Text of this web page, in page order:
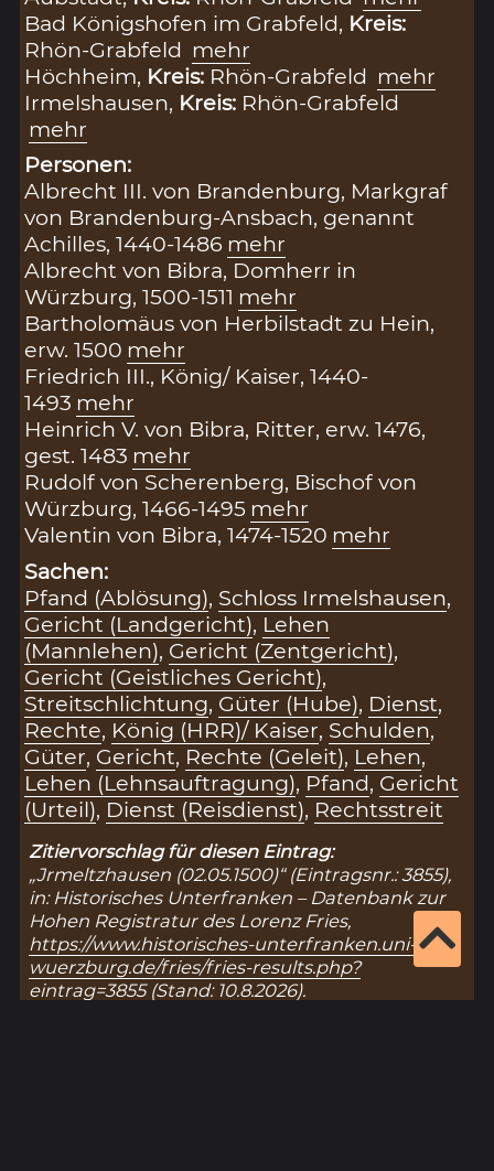
Bad Königshofen im Grabfeld, Kreis:
Rhön-Grabfeld mehr
Höchheim, Kreis: Rhön-Grabfeld mehr
Irmelshausen, Kreis: Rhön-Grabfeld
mehr
Personen:
Albrecht III. von Brandenburg, Markgraf
von Brandenburg-Ansbach, genannt
Achilles, 1440-1486 mehr
Albrecht von Bibra, Domherr in
Würzburg, 1500-1511 mehr
Bartholomäus von Herbilstadt zu Hein,
erw. 1500 mehr
Friedrich III., König/ Kaiser, 1440-
1493 mehr
Heinrich V. von Bibra, Ritter, erw. 1476,
gest. 1483 mehr
Rudolf von Scherenberg, Bischof von
Würzburg, 1466-1495 mehr
Valentin von Bibra, 1474-1520 mehr
Sachen:
Pfand (Ablösung), Schloss Irmelshausen,
Gericht (Landgericht), Lehen
(Mannlehen), Gericht (Zentgericht),
Gericht (Geistliches Gericht),
Streitschlichtung, Güter (Hube), Dienst,
Rechte, König (HRR)/ Kaiser, Schulden,
Güter, Gericht, Rechte (Geleit), Lehen,
Lehen (Lehnsauftragung), Pfand, Gericht
(Urteil), Dienst (Reisdienst), Rechtsstreit
Zitiervorschlag für diesen Eintrag:
„Jrmeltzhausen (02.05.1500)“ (Eintragsnr.: 3855),
in: Historisches Unterfranken – Datenbank zur
Hohen Registratur des Lorenz Fries,
https://www.historisches-unterfranken.uni-
wuerzburg.de/fries/fries-results.php?
eintrag=3855(Stand: 10.8.2026).